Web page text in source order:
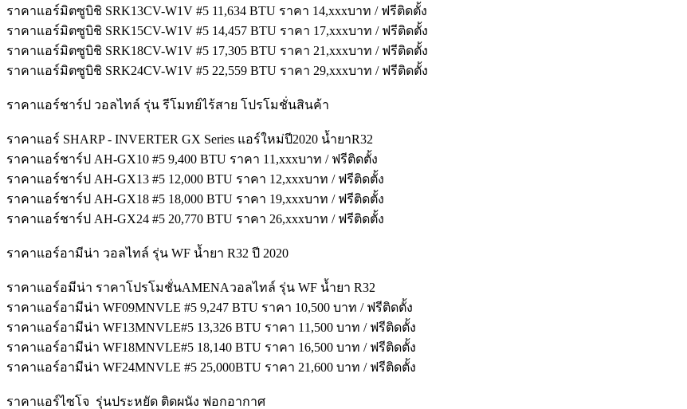
ราคาแอร์มิตซูบิชิ SRK13CV-W1V #5 11,634 BTU ราคา 14,xxxบาท / ฟรีติดตั้ง
ราคาแอร์มิตซูบิชิ SRK15CV-W1V #5 14,457 BTU ราคา 17,xxxบาท / ฟรีติดตั้ง
ราคาแอร์มิตซูบิชิ SRK18CV-W1V #5 17,305 BTU ราคา 21,xxxบาท / ฟรีติดตั้ง
ราคาแอร์มิตซูบิชิ SRK24CV-W1V #5 22,559 BTU ราคา 29,xxxบาท / ฟรีติดตั้ง
ราคาแอร์ชาร์ป วอลไทล์ รุ่น รีโมทย์ไร้สาย โปรโมชั่นสินค้า
ราคาแอร์ SHARP - INVERTER GX Series แอร์ใหม่ปี2020 น้ำยาR32
ราคาแอร์ชาร์ป AH-GX10 #5 9,400 BTU ราคา 11,xxxบาท / ฟรีติดตั้ง
ราคาแอร์ชาร์ป AH-GX13 #5 12,000 BTU ราคา 12,xxxบาท / ฟรีติดตั้ง
ราคาแอร์ชาร์ป AH-GX18 #5 18,000 BTU ราคา 19,xxxบาท / ฟรีติดตั้ง
ราคาแอร์ชาร์ป AH-GX24 #5 20,770 BTU ราคา 26,xxxบาท / ฟรีติดตั้ง
ราคาแอร์อามีน่า วอลไทล์ รุ่น WF น้ำยา R32 ปี 2020
ราคาแอร์อมีน่า ราคาโปรโมชั่นAMENAวอลไทล์ รุ่น WF น้ำยา R32
ราคาแอร์อามีน่า WF09MNVLE #5 9,247 BTU ราคา 10,500 บาท / ฟรีติดตั้ง
ราคาแอร์อามีน่า WF13MNVLE#5 13,326 BTU ราคา 11,500 บาท / ฟรีติดตั้ง
ราคาแอร์อามีน่า WF18MNVLE#5 18,140 BTU ราคา 16,500 บาท / ฟรีติดตั้ง
ราคาแอร์อามีน่า WF24MNVLE #5 25,000BTU ราคา 21,600 บาท / ฟรีติดตั้ง
ราคาแอร์ไซโจ รุ่นประหยัด ติดผนัง ฟอกอากาศ